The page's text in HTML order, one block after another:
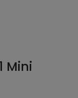
Mini